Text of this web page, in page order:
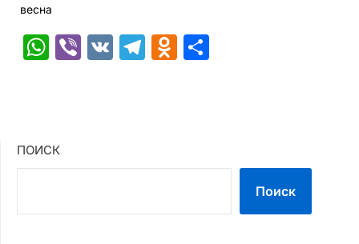
весна
WhatsApp
Viber
VK Telegram
Odnoklassniki
ПОИСК
Поиск